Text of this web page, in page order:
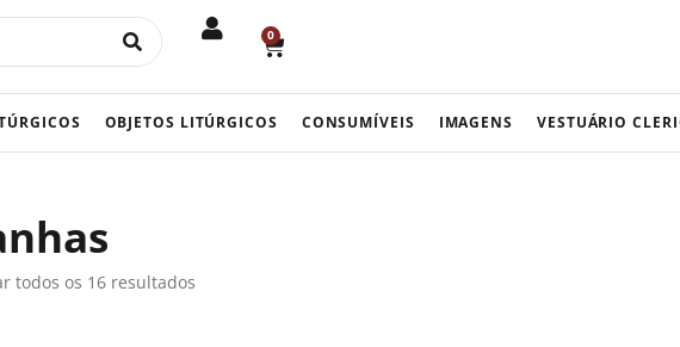
0
CART
OBJETOS LITÚRGICOS CONSUMÍVEIS IMAGENS VESTUÁRIO
todos os 16 resultados